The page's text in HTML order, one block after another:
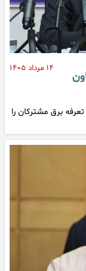
۱۴ مرداد ۱۴۰۵
برق مشترکان را